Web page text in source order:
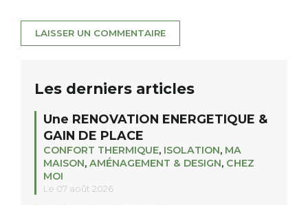
Les derniers articles
Une RENOVATION ENERGETIQUE &
GAIN DE PLACE
CONFORT THERMIQUE, ISOLATION, MA
MAISON, AMÉNAGEMENT & DESIGN, CHEZ
MOI
Le 07 août 2026